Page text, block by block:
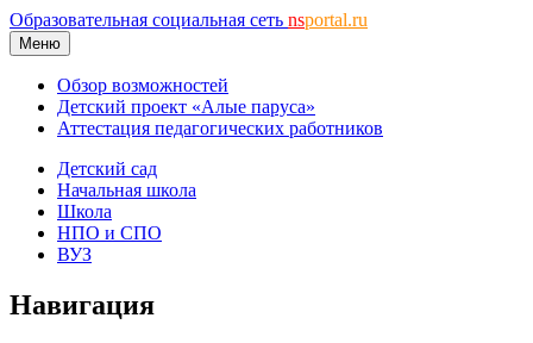
Образовательная социальная сеть nsportal.ru
Меню
Обзор возможностей
Детский проект «Алые паруса»
Аттестация педагогических работников
Детский сад
Начальная школа
Школа
НПО и СПО
ВУЗ
Навигация